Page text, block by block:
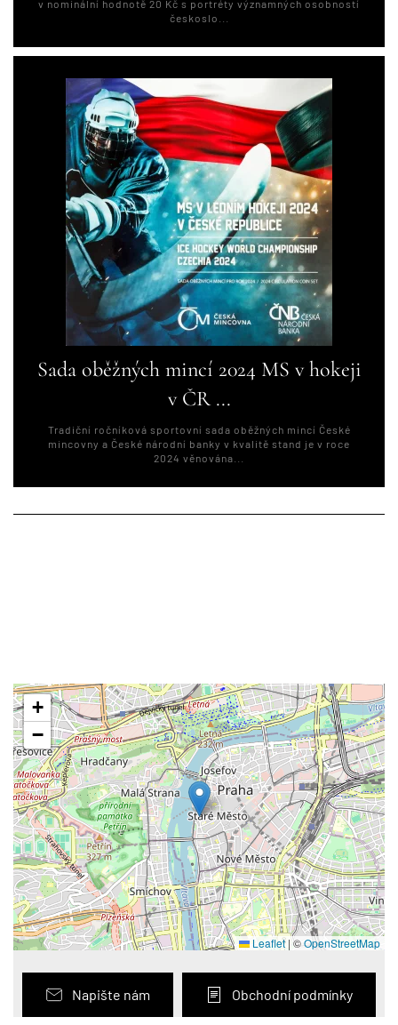
v nominální hodnotě 20 Kč s portréty významných osobností
českoslo...
Sada oběžných mincí 2024 MS v hokeji
v ČR ...
Tradiční ročníková sportovní sada oběžných mincí České
mincovny a České národní banky v kvalitě stand je v roce
2024 věnována...
+
−
Leaflet |©OpenStreetMap
Napište nám Obchodní podmínky